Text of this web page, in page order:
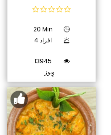
20 Min
4 افراد
13945
وِیوز